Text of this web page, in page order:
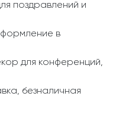
поздравлений и
в
для конференций,
безналичная